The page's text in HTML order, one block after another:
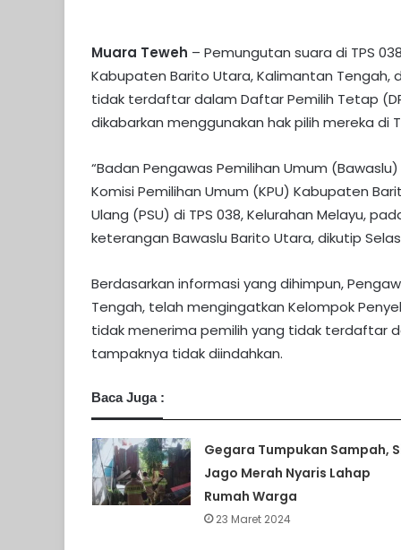
Muara Teweh – Pemungutan suara di TPS
Kabupaten Barito Utara, Kalimantan Tengah,
tidak terdaftar dalam Daftar Pemilih Tetap
dikabarkan menggunakan hak pilih mereka di
“Badan Pengawas Pemilihan Umum
Komisi Pemilihan Umum (KPU) Kabupaten
Ulang (PSU) di TPS 038, Kelurahan Melayu,
keterangan Bawaslu Barito Utara, dikutip
Berdasarkan informasi yang dihimpun,
Tengah, telah mengingatkan Kelompok
tidak menerima pemilih yang tidak terdaftar
tampaknya tidak diindahkan.
Baca Juga :
Gegara Tumpukan Sampah,
Jago Merah Nyaris Lahap
Rumah Warga
23 Maret 2024